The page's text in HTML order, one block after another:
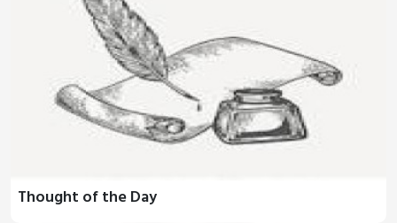
Thought of the Day